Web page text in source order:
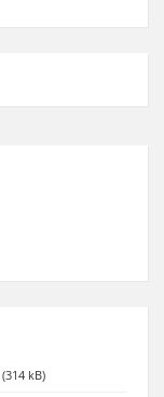
(314 kB)